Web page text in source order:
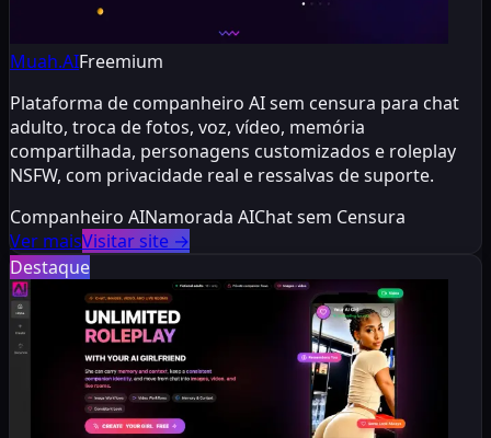
Muah.AIFreemium
Plataforma de companheiro AI sem censura para chat
adulto, troca de fotos, voz, vídeo, memória
compartilhada, personagens customizados e roleplay
NSFW, com privacidade real e ressalvas de suporte.
Companheiro AINamorada AIChat sem Censura
Ver maisVisitar site →
Destaque